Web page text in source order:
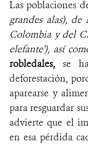
Las poblaciones
grandes alas),
Colombia y del
elefante’), así
robledales,
se
deforestación,
aparearse y
para resguardar
advierte que el
en esa pérdida